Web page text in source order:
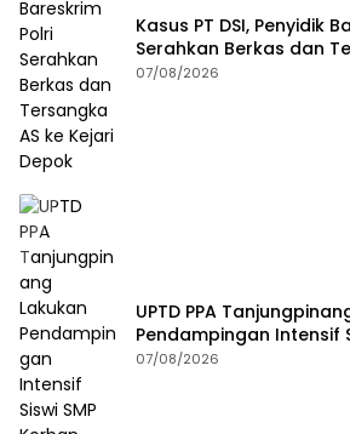
Kasus PT DSI, Penyidik
Serahkan Berkas dan
Kejari Depok
07/08/2026
UPTD PPA
Pendampingan Intensif
Asusila
07/08/2026